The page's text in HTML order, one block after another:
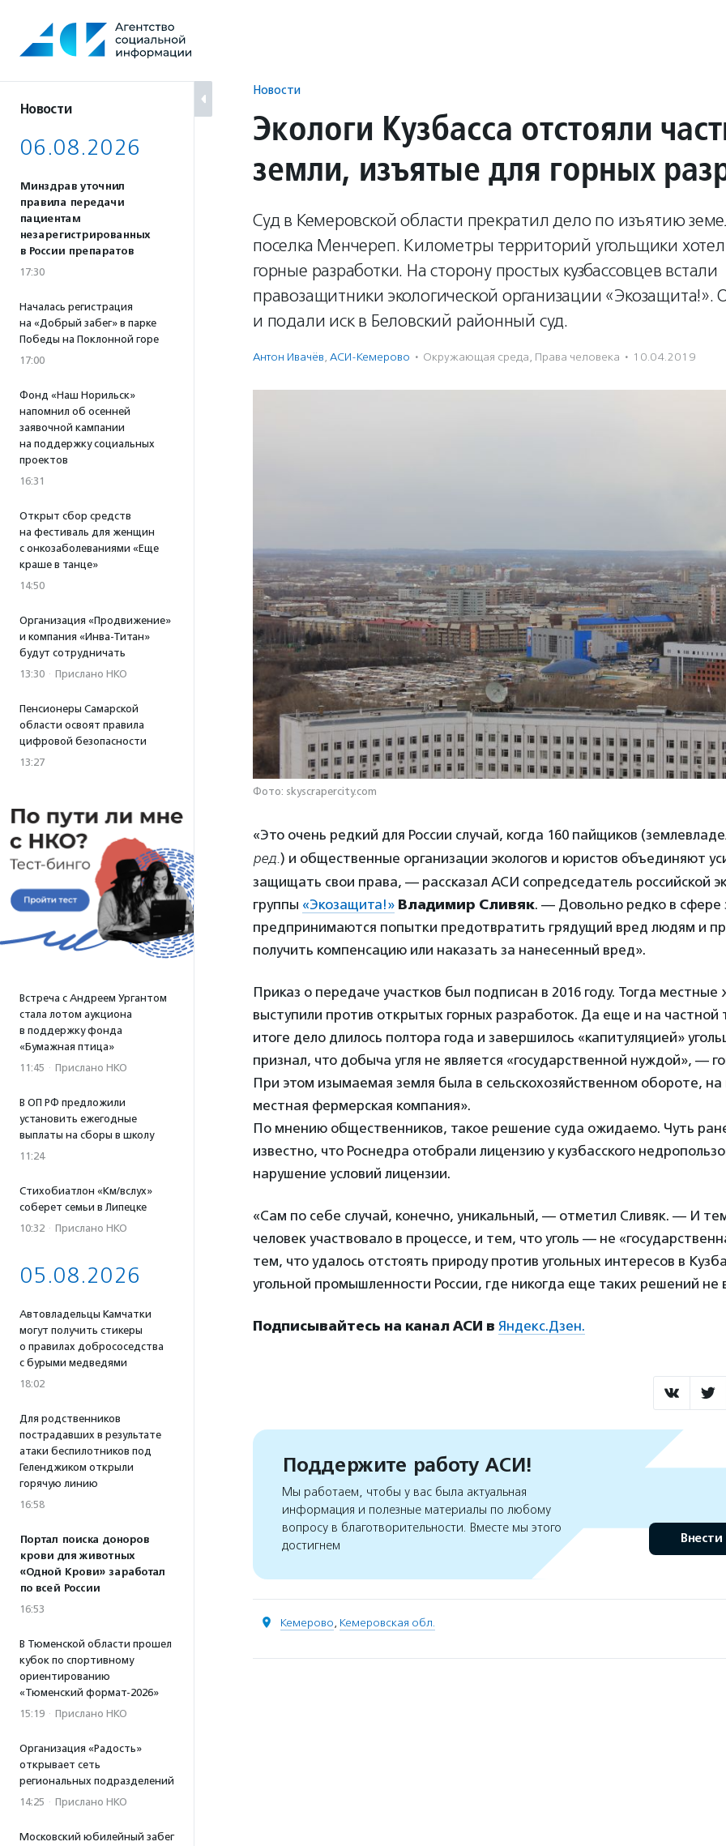
содержанию
Новости
06.08.2026
Минздрав уточнил
правила передачи
пациентам
незарегистрированных
в России препаратов
17:30
Началась регистрация
на «Добрый забег» в парке
Победы на Поклонной горе
17:00
Фонд «Наш Норильск»
напомнил об осенней
заявочной кампании
на поддержку социальных
проектов
16:31
Открыт сбор средств
на фестиваль для женщин
с онкозаболеваниями «Еще
краше в танце»
14:50
Организация «Продвижение»
и компания «Инва-Титан»
будут сотрудничать
13:30 · Прислано НКО
Пенсионеры Самарской
области освоят правила
цифровой безопасности
13:27
Встреча с Андреем Ургантом
стала лотом аукциона
в поддержку фонда
«Бумажная птица»
11:45 · Прислано НКО
В ОП РФ предложили
установить ежегодные
выплаты на сборы в школу
11:24
Стихобиатлон «Км/вслух»
соберет семьи в Липецке
10:32 · Прислано НКО
05.08.2026
Автовладельцы Камчатки
могут получить стикеры
о правилах добрососедства
с бурыми медведями
18:02
Для родственников
пострадавших в результате
атаки беспилотников под
Геленджиком открыли
горячую линию
16:58
Портал поиска доноров
крови для животных
«Одной Крови» заработал
по всей России
16:53
В Тюменской области прошел
кубок по спортивному
ориентированию
«Тюменский формат-2026»
15:19 · Прислано НКО
Организация «Радость»
открывает сеть
региональных подразделений
14:25 · Прислано НКО
Московский юбилейный забег
Новости
Экологи Кузбасса отстояли
земли, изъятые для горных
Суд в Кемеровской области прекратил дело по изъятию
поселка Менчереп. Километры территорий угольщики
горные разработки. На сторону простых кузбассовцев встали
правозащитники экологической организации «Экозащита!».
и подали иск в Беловский районный суд.
Антон Ивачёв, АСИ-Кемерово · Окружающая среда, Права человека · 10.04.2019
Фото: skyscrapercity.com
«Это очень редкий для России случай, когда 160 пайщиков
ред.) и общественные организации экологов и юристов объединяют
защищать свои права, — рассказал АСИ сопредседатель российской
группы «Экозащита!» Владимир Сливяк. — Довольно редко в
предпринимаются попытки предотвратить грядущий вред людям и
получить компенсацию или наказать за нанесенный вред».
Приказ о передаче участков был подписан в 2016 году. Тогда местные
выступили против открытых горных разработок. Да еще и на частной
итоге дело длилось полтора года и завершилось «капитуляцией»
признал, что добыча угля не является «государственной нуждой», —
При этом изымаемая земля была в сельскохозяйственном обороте,
местная фермерская компания».
По мнению общественников, такое решение суда ожидаемо. Чуть
известно, что Роснедра отобрали лицензию у кузбасского
нарушение условий лицензии.
«Сам по себе случай, конечно, уникальный, — отметил Сливяк. — И
человек участвовало в процессе, и тем, что уголь — не
тем, что удалось отстоять природу против угольных интересов в
угольной промышленности России, где никогда еще таких решений не
Подписывайтесь на канал АСИ в Яндекс.Дзен.
Поддержите работу АСИ!
Мы работаем, чтобы у вас была актуальная
информация и полезные материалы по любому
вопросу в благотворительности. Вместе мы этого
достигнем
Внести
Кемерово, Кемеровская обл.